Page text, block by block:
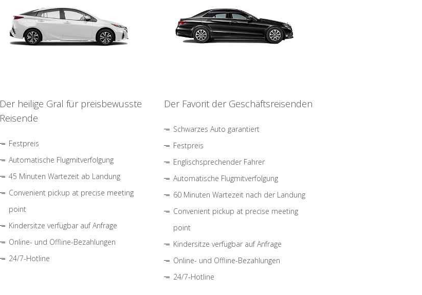
Der heilige Gral für preisbewusste
Reisende
Festpreis
Automatische Flugmitverfolgung
45 Minuten Wartezeit ab Landung
Convenient pickup at precise meeting
point
Kindersitze verfügbar auf Anfrage
Online- und Offline-Bezahlungen
24/7-Hotline
Der Favorit der Geschäftsreisenden
Schwarzes Auto garantiert
Festpreis
Englischsprechender Fahrer
Automatische Flugmitverfolgung
60 Minuten Wartezeit nach der Landung
Convenient pickup at precise meeting
point
Kindersitze verfügbar auf Anfrage
Online- und Offline-Bezahlungen
24/7-Hotline